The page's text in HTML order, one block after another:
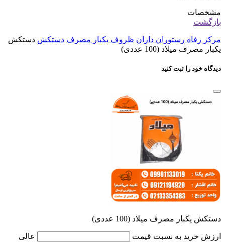
مشخصات
بازگشت
مرکز رفاه رستوران داران ظروف یکبار مصرف دستکش دستکش
یکبار مصرف میلاد (100 عددی)
دیدگاه خود را ثبت کنید
دستکش یکبار مصرف میلاد (100 عددی)
ارزش خرید به نسبت قیمت عالی